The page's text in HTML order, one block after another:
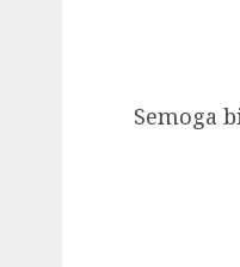
Semoga